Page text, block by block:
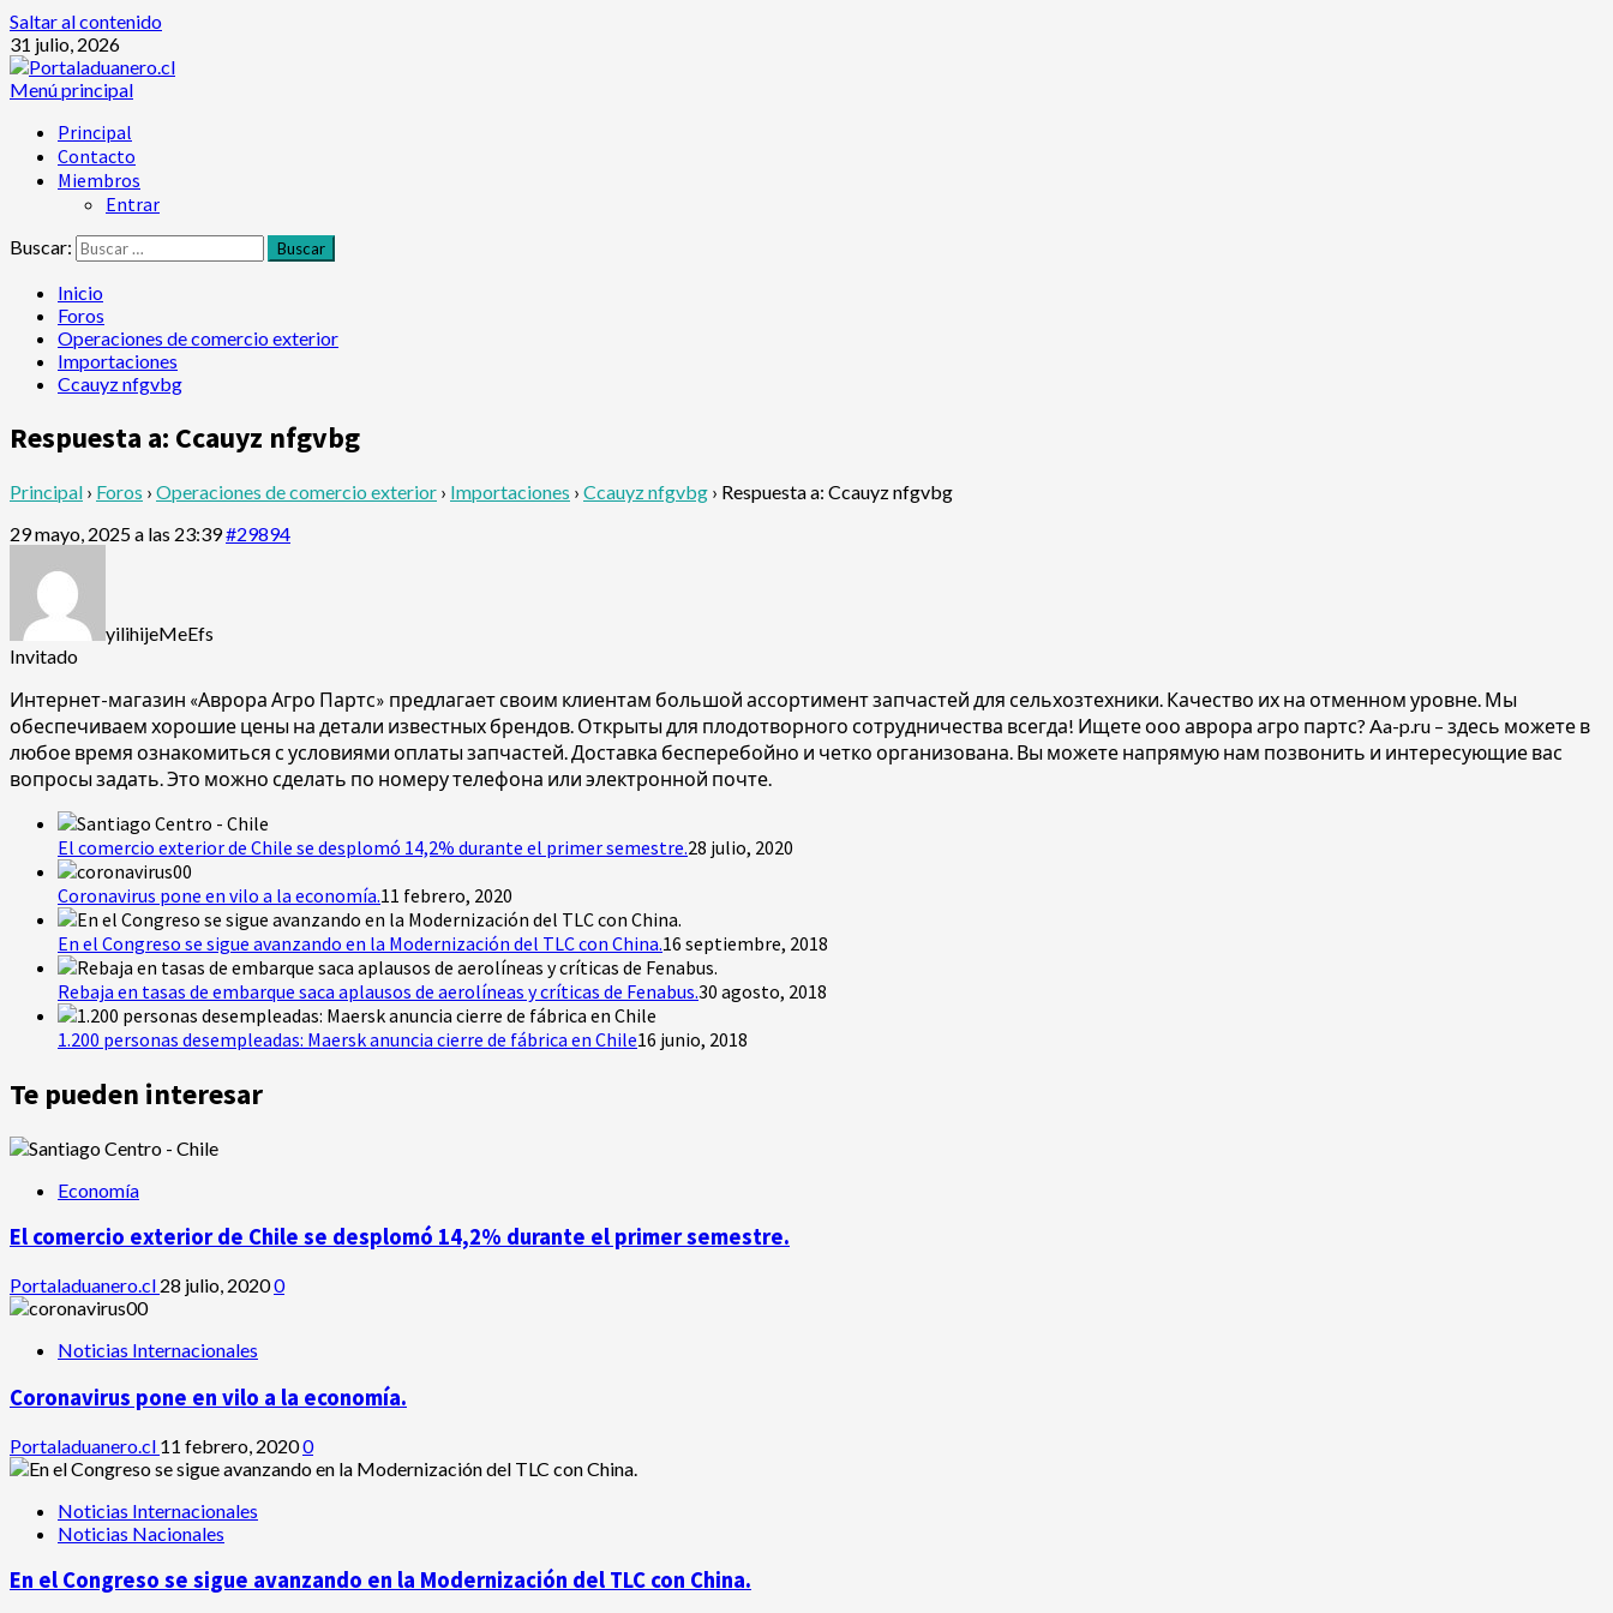
Saltar al contenido
31 julio, 2026
Menú principal
Principal
Contacto
Miembros
Entrar
Buscar:
Inicio
Foros
Operaciones de comercio exterior
Importaciones
Ccauyz nfgvbg
Respuesta a: Ccauyz nfgvbg
Principal › Foros › Operaciones de comercio exterior › Importaciones › Ccauyz nfgvbg › Respuesta a: Ccauyz nfgvbg
29 mayo, 2025 a las 23:39#29894
yilihijeMeEfs
Invitado
Интернет-магазин «Аврора Агро Партс» предлагает своим клиентам большой ассортимент запчастей для сельхозтехники. Качество их на отменном уровне. Мы
обеспечиваем хорошие цены на детали известных брендов. Открыты для плодотворного сотрудничества всегда! Ищетеооо аврора агро партс? Aa-p.ru – здесь можете в
любое время ознакомиться с условиями оплаты запчастей. Доставка бесперебойно и четко организована. Вы можете напрямую нам позвонить и интересующие вас
вопросы задать. Это можно сделать по номеру телефона или электронной почте.
El comercio exterior de Chile se desplomó 14,2% durante el primer semestre.28 julio, 2020
Coronavirus pone en vilo a la economía.11 febrero, 2020
En el Congreso se sigue avanzando en la Modernización del TLC con China.16 septiembre, 2018
Rebaja en tasas de embarque saca aplausos de aerolíneas y críticas de Fenabus.30 agosto, 2018
1.200 personas desempleadas: Maersk anuncia cierre de fábrica en Chile16 junio, 2018
Te pueden interesar
Economía
El comercio exterior de Chile se desplomó 14,2% durante el primer semestre.
Portaladuanero.cl 28 julio, 20200
Noticias Internacionales
Coronavirus pone en vilo a la economía.
Portaladuanero.cl 11 febrero, 20200
Noticias Internacionales
Noticias Nacionales
En el Congreso se sigue avanzando en la Modernización del TLC con China.